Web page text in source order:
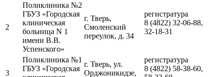
2
Поликлиника №2
ГБУЗ «Городская
клиническая
больница N 1
имени В.В.
Успенского»
г. Тверь,
Смоленский
переулок, д. 34
регистратура
8 (4822) 32-06-88,
32-18-31
3
Поликлиника №1
ГБУЗ «Городская
г. Тверь, ул.
Орджоникидзе,
регистратура
8 (4822) 58-38-60,